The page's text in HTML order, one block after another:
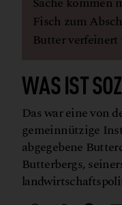
Fisch zum
Butter verfeinert
WAS IST
Das war eine von
gemeinnützige
abgegebene
Butterbergs,